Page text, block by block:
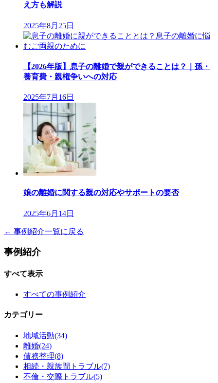
え方も解説
2025年8月25日
【2026年版】息子の離婚で親ができることは？｜孫・
養育費・親権争いへの対応
2025年7月16日
娘の離婚に関する親の対応やサポートの要否
2025年6月14日
← 事例紹介一覧に戻る
事例紹介
すべて表示
すべての事例紹介
カテゴリー
地域活動(34)
離婚(24)
債務整理(8)
相続・親族間トラブル(7)
不倫・交際トラブル(5)